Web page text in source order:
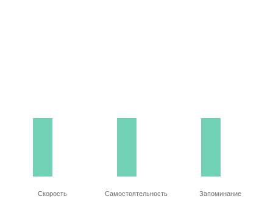
Скорость Самостоятельность Запоминание